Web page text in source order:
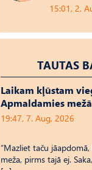
15:01, 2.
TAUTAS
Laikam kļūstam
Apmaldamies mežā
19:47, 7. Aug, 2026
“Mazliet taču
meža, pirms tajā ej.